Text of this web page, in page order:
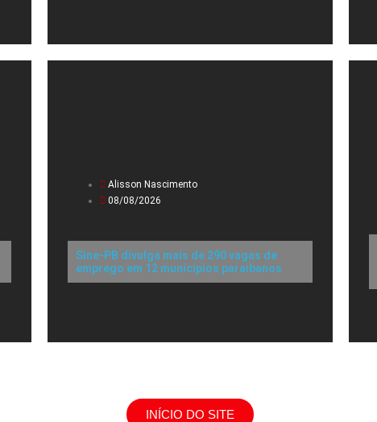
Alisson Nascimento
08/08/2026
Sine-PB divulga mais de 290 vagas de
emprego em 12 municípios paraibanos
INÍCIO DO SITE